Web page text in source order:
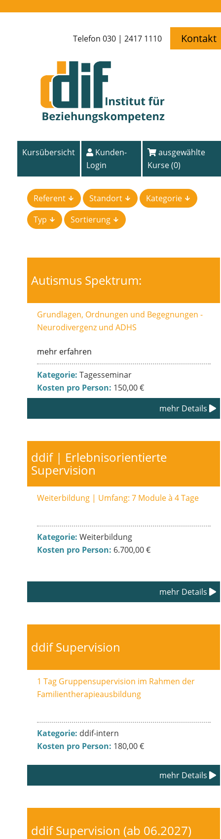
Telefon 030 | 2417 1110 Kontakt
Kursübersicht
Kunden-
Login
ausgewählte
Kurse (0)
Referent Standort
Kategorie
Typ
Sortierung
Autismus Spektrum:
Grundlagen, Ordnungen und Begegnungen -
Neurodivergenz und ADHS
mehr erfahren
Kategorie: Tagesseminar
Kosten pro Person: 150,00 €
mehr Details
ddif | Erlebnisorientierte
Supervision
Weiterbildung | Umfang: 7 Module à 4 Tage
Kategorie: Weiterbildung
Kosten pro Person: 6.700,00 €
mehr Details
ddif Supervision
1 Tag Gruppensupervision im Rahmen der
Familientherapieausbildung
Kategorie: ddif-intern
Kosten pro Person: 180,00 €
mehr Details
ddif Supervision (ab 06.2027)